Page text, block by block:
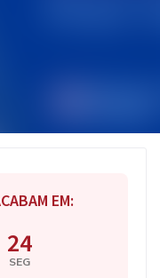
EM:
24
SEG